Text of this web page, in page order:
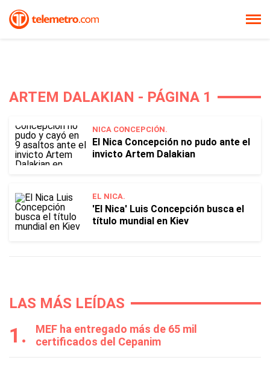
ARTEM DALAKIAN - PÁGINA 1
NICA CONCEPCIÓN.
El Nica Concepción no pudo ante el
invicto Artem Dalakian
EL NICA.
'El Nica' Luis Concepción busca el
título mundial en Kiev
LAS MÁS LEÍDAS
MEF ha entregado más de 65 mil
certificados del Cepanim